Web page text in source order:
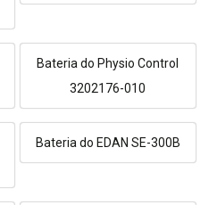
Bateria do Physio Control
3202176-010
Bateria do EDAN SE-300B